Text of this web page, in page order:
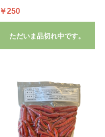
￥250
ただいま品切れ中です。